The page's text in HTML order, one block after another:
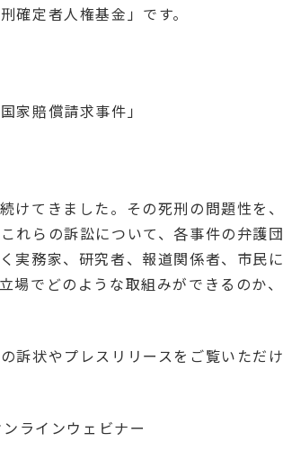
確定者人権基金」です。
家賠償請求事件」
けてきました。その死刑の問題性を、
れらの訴訟について、各事件の弁護団
実務家、研究者、報道関係者、市民に
でどのような取組みができるのか、
訴状やプレスリリースをご覧いただけ
ラインウェビナー